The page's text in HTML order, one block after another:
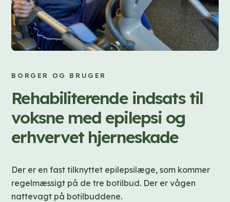
BORGER OG BRUGER
Rehabiliterende indsats til
voksne med epilepsi og
erhvervet hjerneskade
Der er en fast tilknyttet epilepsilæge, som kommer
regelmæssigt på de tre botilbud. Der er vågen
nattevagt på botilbuddene.